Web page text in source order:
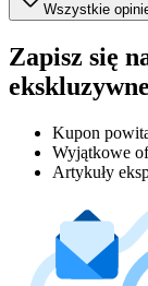
Wszystkie
Zapisz się
Kupon
Wyjątkowe
Artykuły